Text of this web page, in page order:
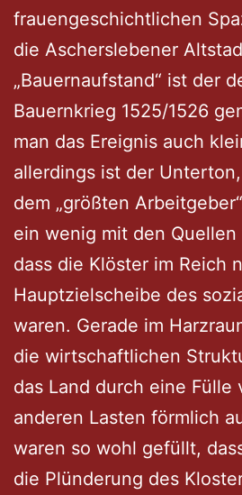
frauengeschichtlichen
die Ascherslebener
„Bauernaufstand“ ist der
Bauernkrieg 1525/1526
man das Ereignis auch
allerdings ist der
dem „größten
ein wenig mit den
dass die Klöster im Reich
Hauptzielscheibe des
waren. Gerade im
die wirtschaftlichen
das Land durch eine Fülle
anderen Lasten förmlich
waren so wohl gefüllt,
die Plünderung des